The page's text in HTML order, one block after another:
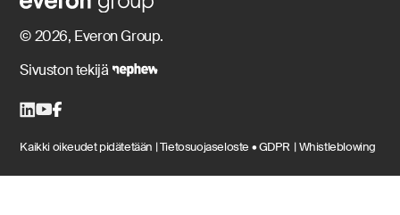
© 2026, Everon Group.
Sivuston tekijä
Kaikki oikeudet pidätetään |Tietosuojaseloste • GDPR |Whistleblowing